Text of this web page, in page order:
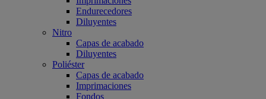
Endurecedores
Diluyentes
Nitro
Capas de acabado
Diluyentes
Poliéster
Capas de acabado
Imprimaciones
Fondos